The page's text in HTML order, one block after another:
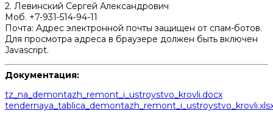
2. Левинский Сергей Александрович
Моб. +7-931-514-94-11
Почта: Адрес электронной почты защищен от спам-ботов.
Для просмотра адреса в браузере должен быть включен
Javascript.
Документация:
tz_na_demontazh_remont_i_ustroystvo_krovli.docx